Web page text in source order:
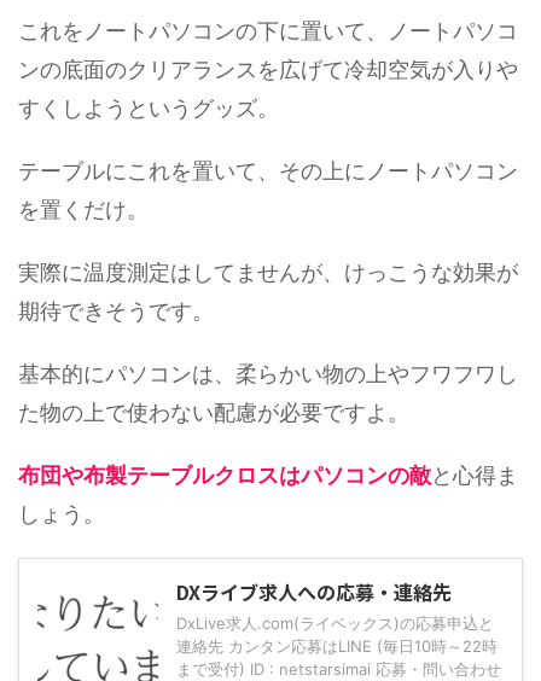
これをノートパソコンの下に置いて、ノートパソコ
ンの底面のクリアランスを広げて冷却空気が入りや
すくしようというグッズ。
テーブルにこれを置いて、その上にノートパソコン
を置くだけ。
実際に温度測定はしてませんが、けっこうな効果が
期待できそうです。
基本的にパソコンは、柔らかい物の上やフワフワし
た物の上で使わない配慮が必要ですよ。
布団や布製テーブルクロスはパソコンの敵と心得ま
しょう。
DXライブ求人への応募・連絡先
DxLive求人.com(ライベックス)の応募申込と
連絡先 カンタン応募はLINE (毎日10時～22時
まで受付) ID : netstarsimai 応募・問い合わせ